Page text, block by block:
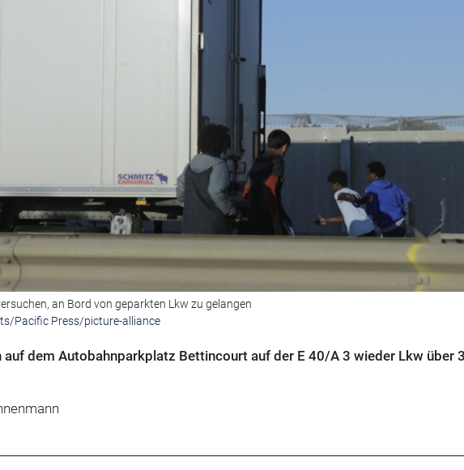
an Bord von geparkten Lkw zu gelangen
Pacific Press/picture-alliance
dem Autobahnparkplatz Bettincourt auf der E 40/A 3 wieder Lkw über